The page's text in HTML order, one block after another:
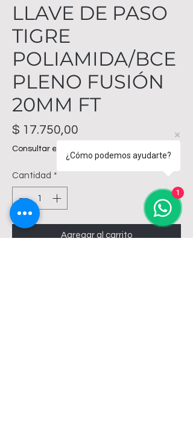
LLAVE DE PASO
TIGRE
POLIAMIDA/BCE
PLENO FUSIÓN
20MM FT
$ 17.750,00
Consultar envíos
Cantidad *
Agregar al carrito
¿Cómo podemos ayudarte?
1